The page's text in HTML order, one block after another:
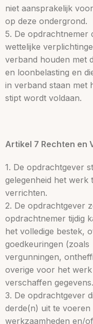
niet aansprakelijk
op deze ondergrond.
5. De opdrachtnemer
wettelijke
verband houden met
en loonbelasting en
in verband staan met
stipt wordt voldaan.
Artikel 7 Rechten en
1. De opdrachtgever
gelegenheid het werk
verrichten.
2. De opdrachtgever
opdrachtnemer tijdig
het volledige bestek,
goedkeuringen (zoals
vergunningen,
overige voor het
verschaffen gegevens.
3. De opdrachtgever
derde(n) uit te voeren
werkzaamheden en/